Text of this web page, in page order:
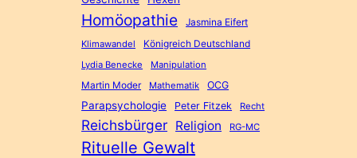
Homöopathie Jasmina Eifert
Klimawandel Königreich Deutschland
Lydia Benecke Manipulation
Martin Moder Mathematik OCG
Parapsychologie Peter Fitzek Recht
Reichsbürger Religion RG-MC
Rituelle Gewalt